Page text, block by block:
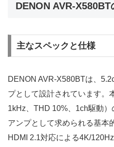
DENON AVR-
主なスペックと仕様
DENON AVR-X580BTは、
プとして設計されています。
1kHz、THD 10%、1ch駆動
アンプとして求められる基本
HDMI 2.1対応による4K/